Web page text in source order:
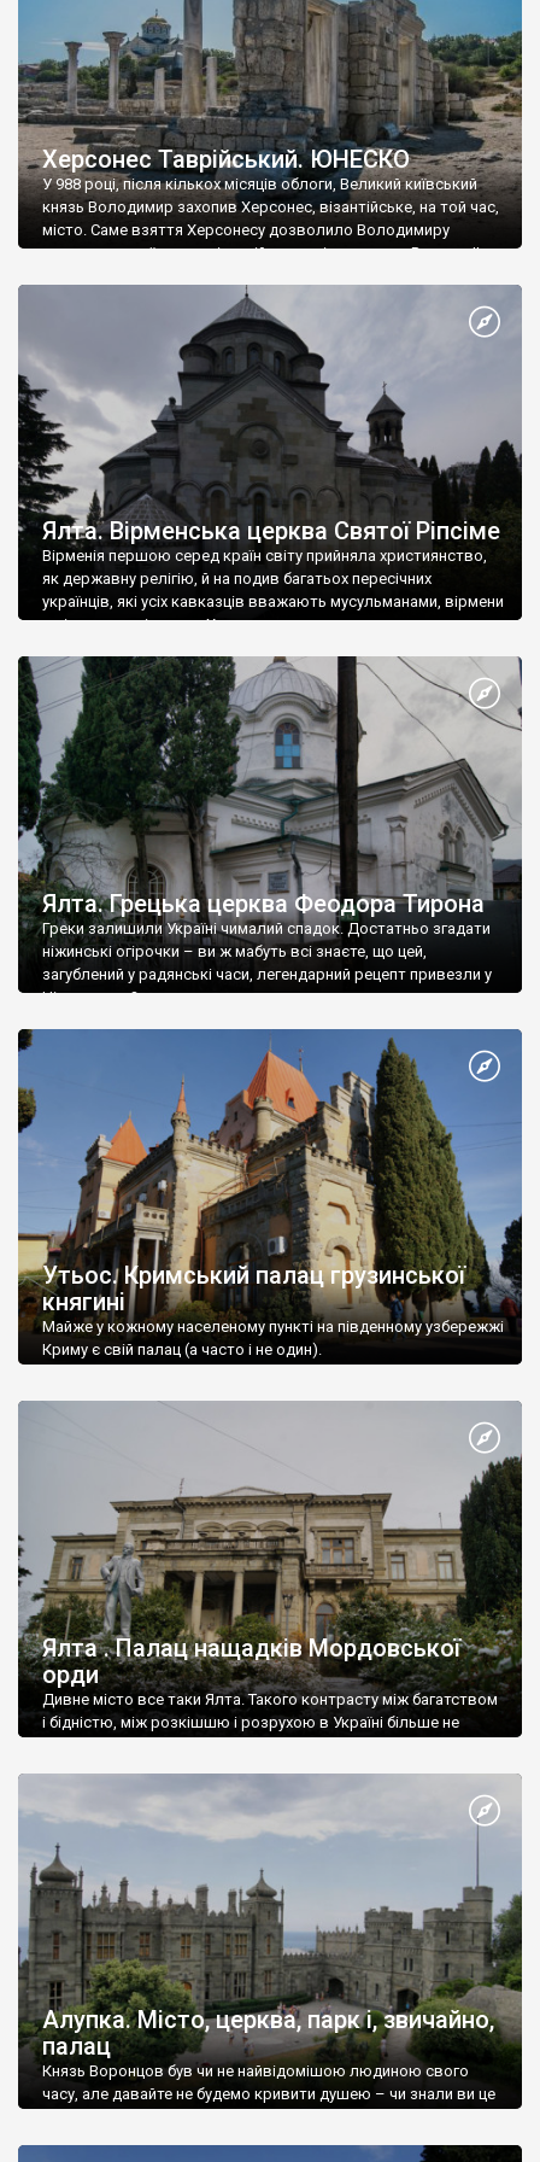
Херсонес Таврійський. ЮНЕСКО
У 988 році, після кількох місяців облоги, Великий київський
князь Володимир захопив Херсонес, візантійське, на той час,
місто. Саме взяття Херсонесу дозволило Володимиру
диктувати свої умови візантійському імператору Василю ІІ, та
Херсонесі Володимир-язичник, став Василем-християнином.
А потім було Хрещення Русі. На честь Херсонесу Таврійського
Ялта. Вірменська церква Святої Ріпсіме
Вірменія першою серед країн світу прийняла християнство,
як державну релігію, й на подив багатьох пересічних
українців, які усіх кавказців вважають мусульманами, вірмени
є відданими вірянами Христа
Ялта. Грецька церква Феодора Тирона
Греки залишили Україні чималий спадок. Достатньо згадати
ніжинські огірочки – ви ж мабуть всі знаєте, що цей,
загублений у радянські часи, легендарний рецепт привезли у
Ніжин греки?
Утьос. Кримський палац грузинської
княгині
Майже у кожному населеному пункті на південному узбережжі
Криму є свій палац (а часто і не один).
Ялта . Палац нащадків Мордовської
орди
Дивне місто все таки Ялта. Такого контрасту між багатством
і бідністю, між розкішшю і розрухою в Україні більше не
Алупка. Місто, церква, парк і, звичайно,
палац
Князь Воронцов був чи не найвідомішою людиною свого
часу, але давайте не будемо кривити душею – чи знали ви це